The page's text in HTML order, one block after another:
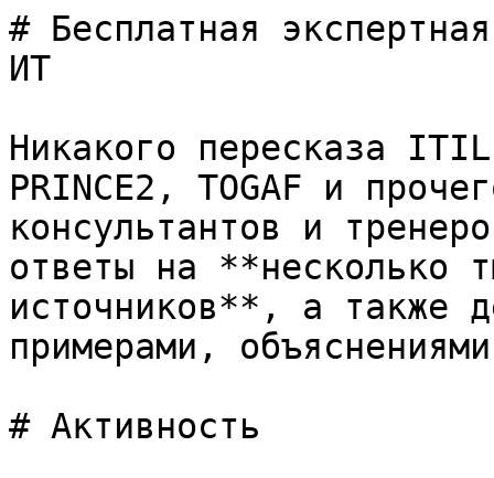
# Бесплатная
ИТ
Никакого пересказа
PRINCE2, TOGAF и
консультантов и
ответы на **несколько
источников**, а также
примерами,
# Активность